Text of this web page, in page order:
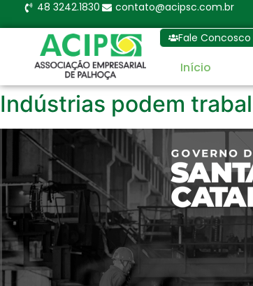
48 3242.1830 contato@acipsc.com.br
Fale Concosco
Início
Indústrias podem